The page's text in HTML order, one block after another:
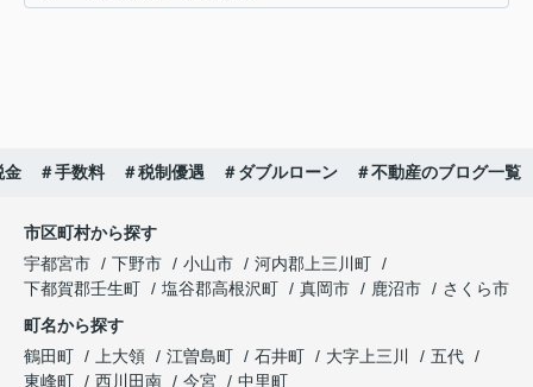
＃手数料 ＃税制優遇 ＃ダブルローン ＃不動産のブログ一覧
市区町村から探す
宇都宮市
下野市 小山市
河内郡上三川町
下都賀郡壬生町
塩谷郡高根沢町 真岡市 鹿沼市
さくら市
町名から探す
鶴田町
上大領 江曽島町 石井町 大字上三川
五代
東峰町
西川田南 今宮
中里町